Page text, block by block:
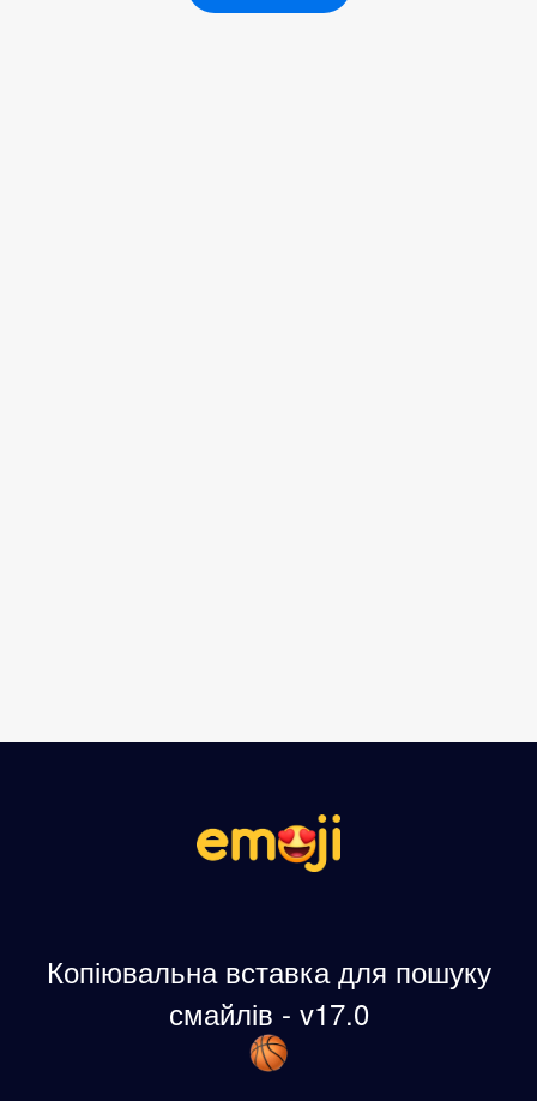
Копіювальна вставка для пошуку
смайлів - v17.0